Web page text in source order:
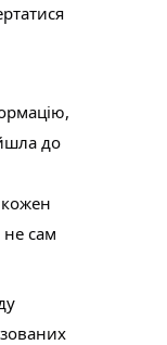
до
не сам